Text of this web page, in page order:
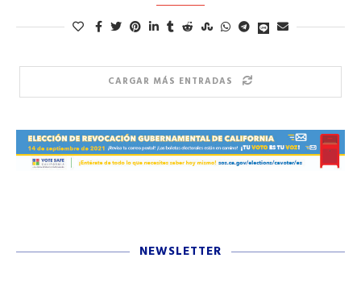
CARGAR MÁS ENTRADAS
NEWSLETTER